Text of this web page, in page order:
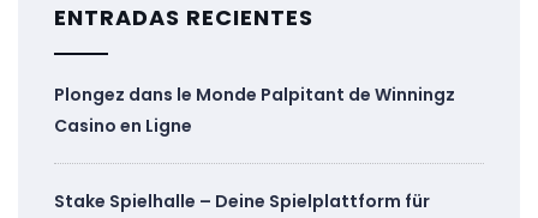
ENTRADAS RECIENTES
Plongez dans le Monde Palpitant de Winningz
Casino en Ligne
Stake Spielhalle – Deine Spielplattform für